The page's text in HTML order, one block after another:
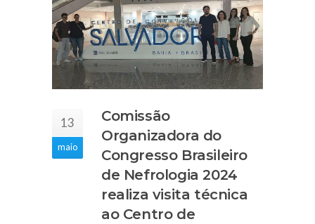
13
maio
Comissão
Organizadora do
Congresso Brasileiro
de Nefrologia 2024
realiza visita técnica
ao Centro de